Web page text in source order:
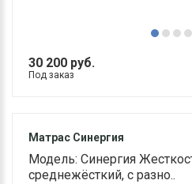
30 200 руб.
Под заказ
Матрас Синергия
Модель: Синергия
среднежёсткий, с разно..